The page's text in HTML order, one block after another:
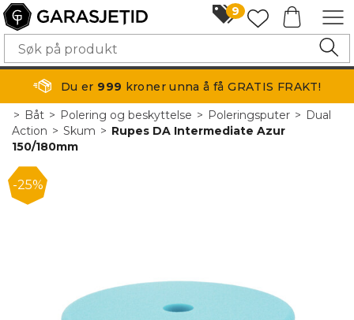
9
Du er 999 kroner unna å få GRATIS FRAKT!
> Båt> Polering og beskyttelse> Poleringsputer> Dual
Action>Skum>Rupes DA Intermediate Azur
150/180mm
25%